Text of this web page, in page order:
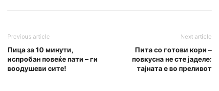
Previous article
Пица за 10 минути,
испробан повеќе пати – ги
воодушеви сите!
Next article
Пита со готови кори –
повкусна не сте јаделе:
тајната е во преливот